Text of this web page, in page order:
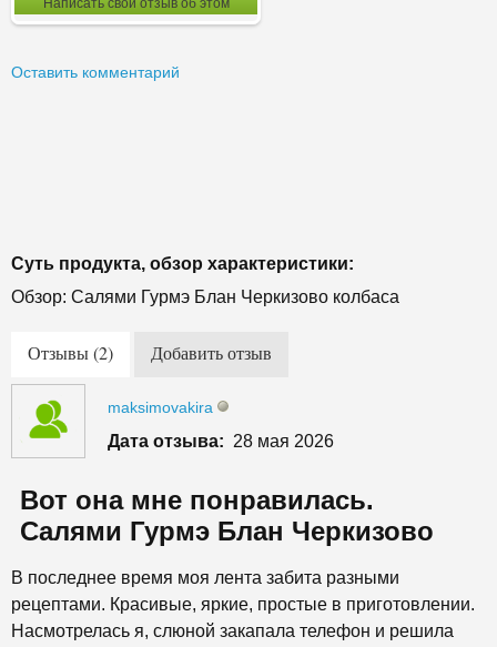
Написать свой отзыв об этом
Оставить комментарий
Суть продукта, обзор характеристики:
Обзор: Салями Гурмэ Блан Черкизово колбаса
Отзывы (2) Добавить отзыв
maksimovakira
Дата отзыва: 28 мая 2026
Вот она мне понравилась.
Салями Гурмэ Блан Черкизово
В последнее время моя лента забита разными
рецептами. Красивые, яркие, простые в приготовлении.
Насмотрелась я, слюной закапала телефон и решила